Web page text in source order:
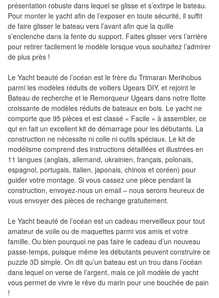
(TCG)
Les
Classiques
Pour
les
enfants
Pour
la
famille
Pour
les
initiés
Pour
les
experts
En
solitaire
Pour
présentation robuste dans lequel se glisse et s’extirpe le bateau.
Pour monter le yacht afin de l’exposer en toute sécurité, il suffit
de faire glisser le bateau vers l’avant afin que la quille
s’enclenche dans la fente du support. Faites glisser vers l’arrière
pour retirer facilement le modèle lorsque vous souhaitez l’admirer
de plus près !
Le Yacht beauté de l’océan est le frère du Trimaran Merihobus
parmi les modèles réduits de voiliers Ugears DIY, et rejoint le
Bateau de recherche et le Remorqueur Ugears dans notre flotte
croissante de modèles réduits de bateaux en bois. Le yacht ne
comporte que 95 pièces et est classé « Facile » à assembler, ce
qui en fait un excellent kit de démarrage pour les débutants. La
construction ne nécessite ni colle ni outils spéciaux. Le kit de
modélisme comprend des instructions détaillées et illustrées en
11 langues (anglais, allemand, ukrainien, français, polonais,
espagnol, portugais, italien, japonais, chinois et coréen) pour
guider votre montage. Si vous cassez une pièce pendant la
construction, envoyez-nous un email – nous serons heureux de
vous envoyer des pièces de rechange gratuitement.
Le Yacht beauté de l’océan est un cadeau merveilleux pour tout
amateur de voile ou de maquettes parmi vos amis et votre
famille. Ou bien pourquoi ne pas faire le cadeau d’un nouveau
passe-temps, puisque même les débutants peuvent construire ce
puzzle 3D simple. On dit qu’un bateau est un trou dans l’océan
dans lequel on verse de l’argent, mais ce joli modèle de yacht
vous permet de vivre le rêve du marin pour une bouchée de pain
!